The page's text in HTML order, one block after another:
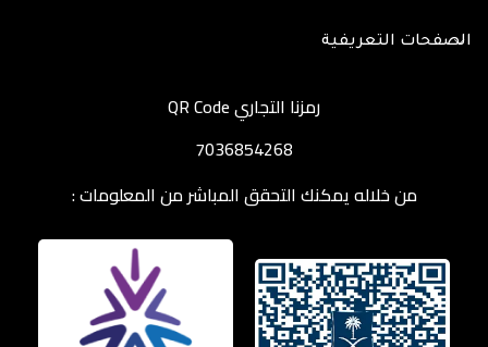
الصفحات التعريفية
رمزنا التجاري QR Code
7036854268
من خلاله يمكنك التحقق المباشر من المعلومات :